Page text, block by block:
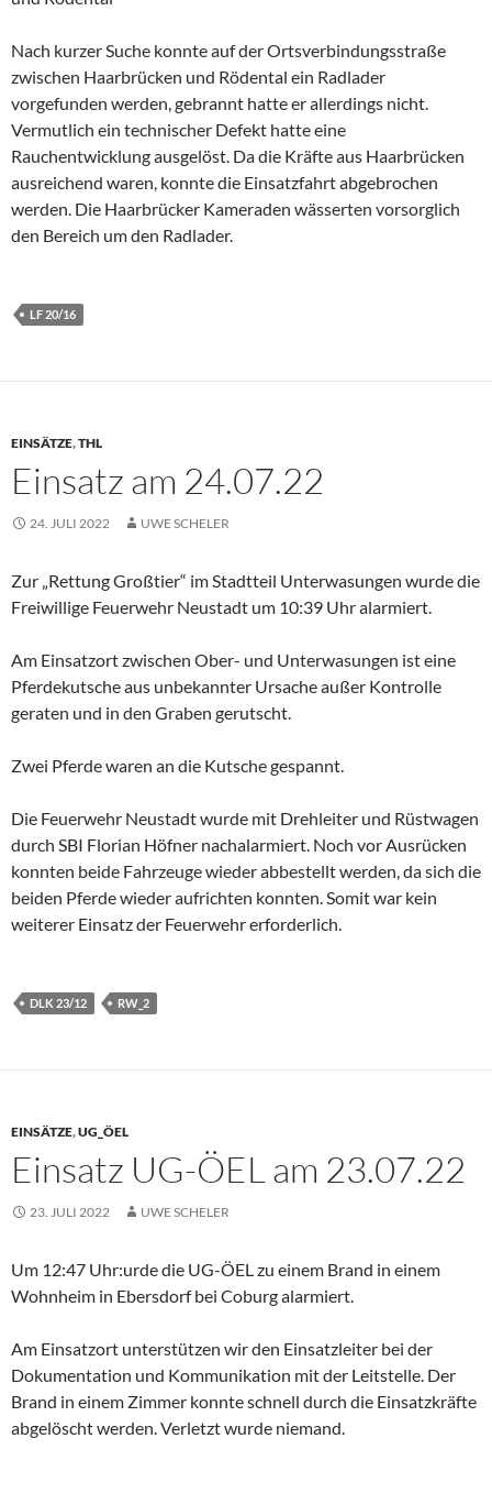
Nach kurzer Suche konnte auf der Ortsverbindungsstraße
zwischen Haarbrücken und Rödental ein Radlader
vorgefunden werden, gebrannt hatte er allerdings nicht.
Vermutlich ein technischer Defekt hatte eine
Rauchentwicklung ausgelöst. Da die Kräfte aus Haarbrücken
ausreichend waren, konnte die Einsatzfahrt abgebrochen
werden. Die Haarbrücker Kameraden wässerten vorsorglich
den Bereich um den Radlader.
LF 20/16
EINSÄTZE,THL
Einsatz am 24.07.22
24. JULI 2022 UWE SCHELER
Zur „Rettung Großtier“ im Stadtteil Unterwasungen wurde die
Freiwillige Feuerwehr Neustadt um 10:39 Uhr alarmiert.
Am Einsatzort zwischen Ober- und Unterwasungen ist eine
Pferdekutsche aus unbekannter Ursache außer Kontrolle
geraten und in den Graben gerutscht.
Zwei Pferde waren an die Kutsche gespannt.
Die Feuerwehr Neustadt wurde mit Drehleiter und Rüstwagen
durch SBI Florian Höfner nachalarmiert. Noch vor Ausrücken
konnten beide Fahrzeuge wieder abbestellt werden, da sich die
beiden Pferde wieder aufrichten konnten. Somit war kein
weiterer Einsatz der Feuerwehr erforderlich.
DLK 23/12 RW_2
EINSÄTZE,UG_ÖEL
Einsatz UG-ÖEL am 23.07.22
23. JULI 2022 UWE SCHELER
Um 12:47 Uhr:urde die UG-ÖEL zu einem Brand in einem
Wohnheim in Ebersdorf bei Coburg alarmiert.
Am Einsatzort unterstützen wir den Einsatzleiter bei der
Dokumentation und Kommunikation mit der Leitstelle. Der
Brand in einem Zimmer konnte schnell durch die Einsatzkräfte
abgelöscht werden. Verletzt wurde niemand.